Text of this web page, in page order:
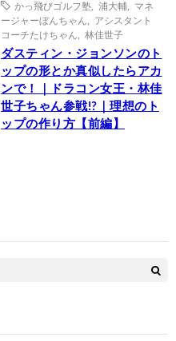
かっ飛びゴルフ塾
浦大輔
マネ
ージャーぼんちゃん
アシスタント
コーチたけちゃん
林佳世子
ダスティン・ジョンソンのト
ップの形とか真似したらアカ
ンで！｜ドラコン女王・林佳
世子ちゃん参戦!?｜理想のト
ップの作り方【前編】